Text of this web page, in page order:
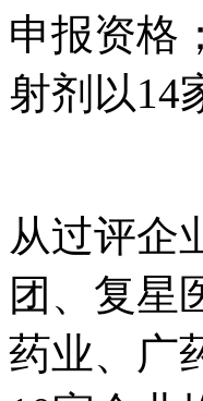
申报资格
射剂以14
从过评企
团、复星
药业、广